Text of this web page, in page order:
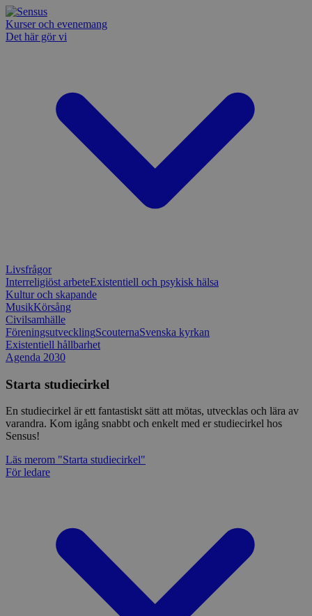
Kurser och evenemang
Det här gör vi
Livsfrågor
Interreligiöst arbeteExistentiell och psykisk hälsa
Kultur och skapande
MusikKörsång
Civilsamhälle
FöreningsutvecklingScouternaSvenska kyrkan
Existentiell hållbarhet
Agenda 2030
Starta studiecirkel
En studiecirkel är ett fantastiskt sätt att mötas, utvecklas och lära av
varandra. Kom igång snabbt och enkelt med er studiecirkel hos
Sensus!
Läs merom "Starta studiecirkel"
För ledare